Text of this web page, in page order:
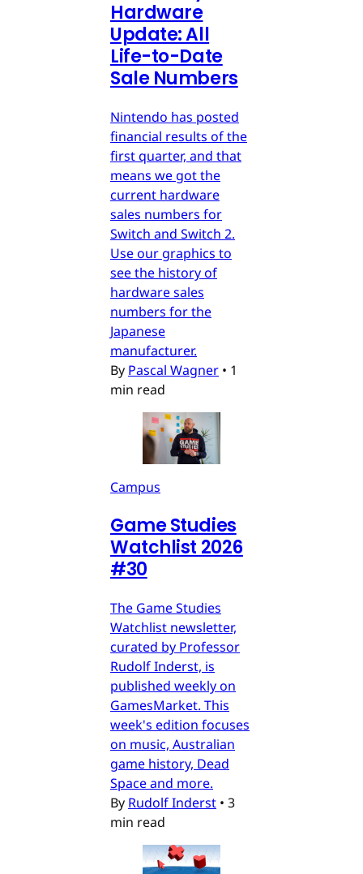
Hardware
Update: All
Life-to-Date
Sale Numbers
Nintendo has posted
financial results of the
first quarter, and that
means we got the
current hardware
sales numbers for
Switch and Switch 2.
Use our graphics to
see the history of
hardware sales
numbers for the
Japanese
manufacturer.
By Pascal Wagner • 1
min read
Campus
Game Studies
Watchlist 2026
#30
The Game Studies
Watchlist newsletter,
curated by Professor
Rudolf Inderst, is
published weekly on
GamesMarket. This
week's edition focuses
on music, Australian
game history, Dead
Space and more.
By Rudolf Inderst • 3
min read